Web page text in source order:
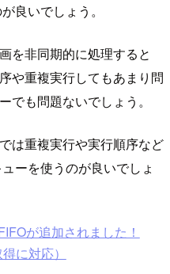
良いでしょう。
を非同期的に処理すると
や重複実行してもあまり問
でも問題ないでしょう。
は重複実行や実行順序など
ーを使うのが良いでしょ
が追加されました！
に対応）